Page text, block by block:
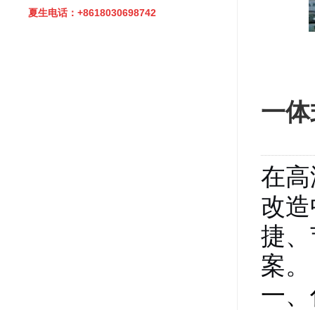
一
在
改
捷
案。
一
夏生电话：+8618030698742